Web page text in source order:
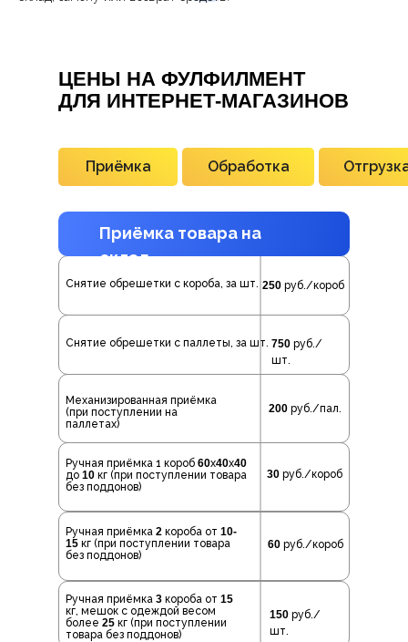
ЦЕНЫ НА ФУЛФИЛМЕНТ
ДЛЯ ИНТЕРНЕТ-МАГАЗИНОВ
Приёмка Обработка
150 руб./
шт.
Ручная приёмка 3 короба от 15
кг, мешок с одеждой весом
более 25 кг (при поступлении
товара без поддонов)
Ручная приёмка 2 короба от 10-
15 кг (при поступлении товара
без поддонов)
60 руб./короб
Ручная приёмка 1 короб 60х40х40
до 10 кг (при поступлении товара
без поддонов)
30 руб./короб
Механизированная приёмка
(при поступлении на
паллетах)
200 руб./пал.
Снятие обрешетки с паллеты, за шт. 750 руб./
шт.
Снятие обрешетки с короба, за шт. 250 руб./короб
Приёмка товара на
склад